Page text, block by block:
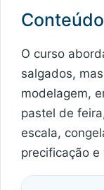
O curso
salgados,
modelagem,
pastel de
escala,
precificação e